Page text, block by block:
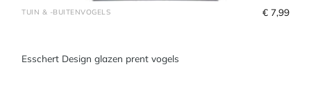
TUIN & -BUITENVOGELS
Esschert Design glazen prent vogels
€ 7,99